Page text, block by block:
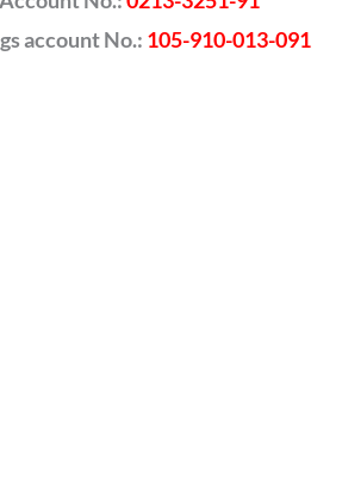
account No.: 105-910-013-091